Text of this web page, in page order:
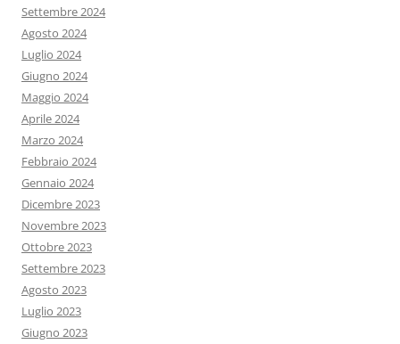
Settembre 2024
Agosto 2024
Luglio 2024
Giugno 2024
Maggio 2024
Aprile 2024
Marzo 2024
Febbraio 2024
Gennaio 2024
Dicembre 2023
Novembre 2023
Ottobre 2023
Settembre 2023
Agosto 2023
Luglio 2023
Giugno 2023